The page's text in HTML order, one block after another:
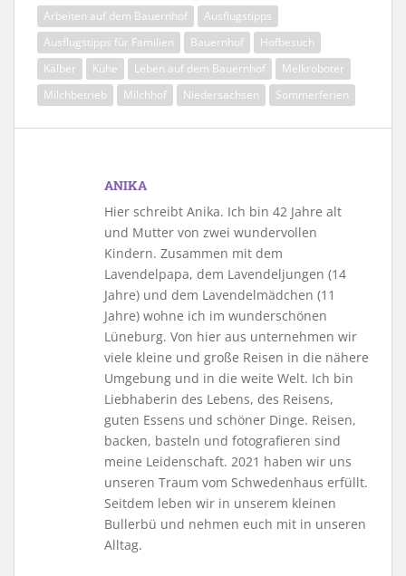
Arbeiten auf dem Bauernhof
Ausflugstipps
Ausflugstipps für Familien
Bauernhof
Hofbesuch
Kälber
Kühe Leben auf dem Bauernhof
Melkroboter
Milchbetrieb
Milchhof Niedersachsen Sommerferien
ANIKA
Hier schreibt Anika. Ich bin 42 Jahre alt
und Mutter von zwei wundervollen
Kindern. Zusammen mit dem
Lavendelpapa, dem Lavendeljungen (14
Jahre) und dem Lavendelmädchen (11
Jahre) wohne ich im wunderschönen
Lüneburg. Von hier aus unternehmen wir
viele kleine und große Reisen in die nähere
Umgebung und in die weite Welt. Ich bin
Liebhaberin des Lebens, des Reisens,
guten Essens und schöner Dinge. Reisen,
backen, basteln und fotografieren sind
meine Leidenschaft. 2021 haben wir uns
unseren Traum vom Schwedenhaus erfüllt.
Seitdem leben wir in unserem kleinen
Bullerbü und nehmen euch mit in unseren
Alltag.